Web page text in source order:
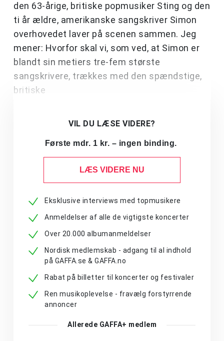
den 63-årige, britiske popmusiker Sting og den
ti år ældre, amerikanske sangskriver Simon
overhovedet laver på scenen sammen. Jeg
mener: Hvorfor skal vi, som ved, at Simon er
blandt sin metiers tre-fem største
sangskrivere, trækkes med den spændstige,
britiske
VIL DU LÆSE VIDERE?
Første mdr. 1 kr. – ingen binding.
LÆS VIDERE NU
Eksklusive interviews med topmusikere
Anmeldelser af alle de vigtigste koncerter
Over 20.000 albumanmeldelser
Nordisk medlemskab - adgang til al indhold
på GAFFA.se & GAFFA.no
Rabat på billetter til koncerter og festivaler
Ren musikoplevelse - fravælg forstyrrende
annoncer
Allerede GAFFA+ medlem